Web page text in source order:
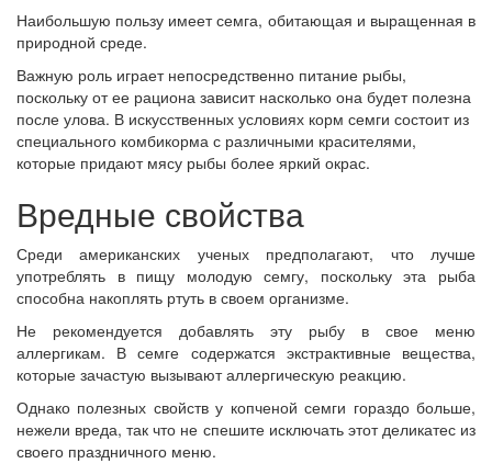
Наибольшую пользу имеет семга, обитающая и выращенная в
природной среде.
Важную роль играет непосредственно питание рыбы,
поскольку от ее рациона зависит насколько она будет полезна
после улова. В искусственных условиях корм семги состоит из
специального комбикорма с различными красителями,
которые придают мясу рыбы более яркий окрас.
Вредные свойства
Среди американских ученых предполагают, что лучше
употреблять в пищу молодую семгу, поскольку эта рыба
способна накоплять ртуть в своем организме.
Не рекомендуется добавлять эту рыбу в свое меню
аллергикам. В семге содержатся экстрактивные вещества,
которые зачастую вызывают аллергическую реакцию.
Однако полезных свойств у копченой семги гораздо больше,
нежели вреда, так что не спешите исключать этот деликатес из
своего праздничного меню.